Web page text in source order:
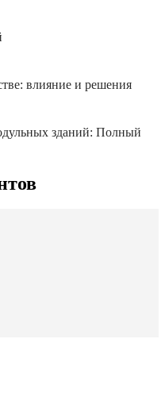
влияние и решения
зданий: Полный